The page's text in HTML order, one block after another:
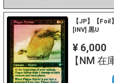
【JP】【
[INV] 黒U
¥ 6,000
【NM 在